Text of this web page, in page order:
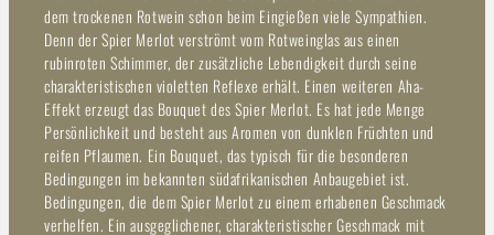
dem trockenen Rotwein schon beim Eingießen viele Sympathien.
Denn der Spier Merlot verströmt vom Rotweinglas aus einen
rubinroten Schimmer, der zusätzliche Lebendigkeit durch seine
charakteristischen violetten Reflexe erhält. Einen weiteren Aha-
Effekt erzeugt das Bouquet des Spier Merlot. Es hat jede Menge
Persönlichkeit und besteht aus Aromen von dunklen Früchten und
reifen Pflaumen. Ein Bouquet, das typisch für die besonderen
Bedingungen im bekannten südafrikanischen Anbaugebiet ist.
Bedingungen, die dem Spier Merlot zu einem erhabenen Geschmack
verhelfen. Ein ausgeglichener, charakteristischer Geschmack mit